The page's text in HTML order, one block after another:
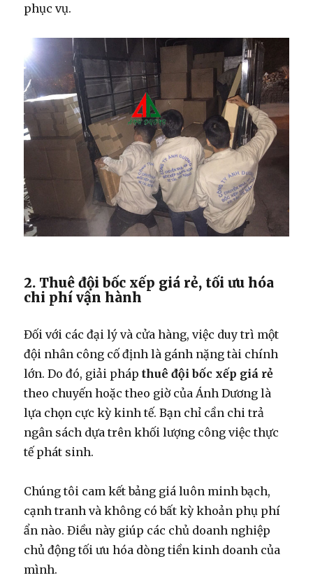
phục vụ.
2. Thuê đội bốc xếp giá rẻ, tối ưu hóa
chi phí vận hành
Đối với các đại lý và cửa hàng, việc duy trì một
đội nhân công cố định là gánh nặng tài chính
lớn. Do đó, giải phápthuê đội bốc xếp giá rẻ
theo chuyến hoặc theo giờ của Ánh Dương là
lựa chọn cực kỳ kinh tế. Bạn chỉ cần chi trả
ngân sách dựa trên khối lượng công việc thực
tế phát sinh.
Chúng tôi cam kết bảng giá luôn minh bạch,
cạnh tranh và không có bất kỳ khoản phụ phí
ẩn nào. Điều này giúp các chủ doanh nghiệp
chủ động tối ưu hóa dòng tiền kinh doanh của
mình.